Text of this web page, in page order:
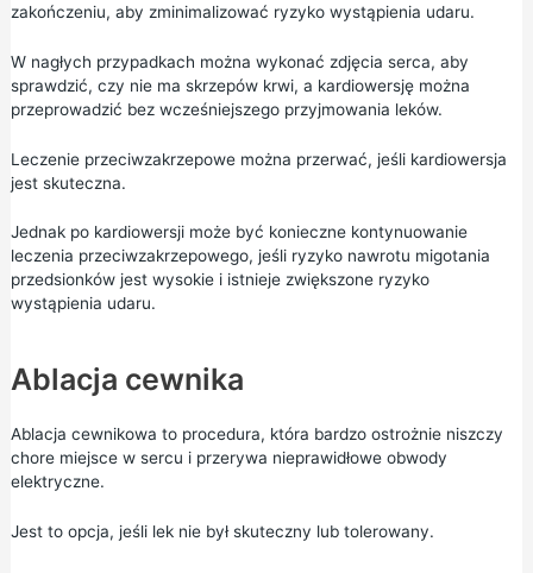
zakończeniu, aby zminimalizować ryzyko wystąpienia udaru.
W nagłych przypadkach można wykonać zdjęcia serca, aby
sprawdzić, czy nie ma skrzepów krwi, a kardiowersję można
przeprowadzić bez wcześniejszego przyjmowania leków.
Leczenie przeciwzakrzepowe można przerwać, jeśli kardiowersja
jest skuteczna.
Jednak po kardiowersji może być konieczne kontynuowanie
leczenia przeciwzakrzepowego, jeśli ryzyko nawrotu migotania
przedsionków jest wysokie i istnieje zwiększone ryzyko
wystąpienia udaru.
Ablacja cewnika
Ablacja cewnikowa to procedura, która bardzo ostrożnie niszczy
chore miejsce w sercu i przerywa nieprawidłowe obwody
elektryczne.
Jest to opcja, jeśli lek nie był skuteczny lub tolerowany.